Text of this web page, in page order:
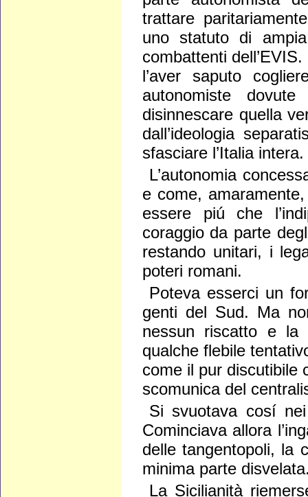
trattare
uno statuto di
combattenti
l’aver saputo
autonomiste
disinnescare quella
dall’ideologia
sfasciare l’Italia intera.
L’autonomia
e come,
essere piú che
coraggio da parte
restando unitari, i
poteri romani.
Poteva esserci un
genti del Sud. Ma
nessun riscatto e la
qualche flebile
come il pur discutibile
scomunica del
Si svuotava cosí nei
Cominciava allora
delle tangentopoli, la
minima parte
La Sicilianità